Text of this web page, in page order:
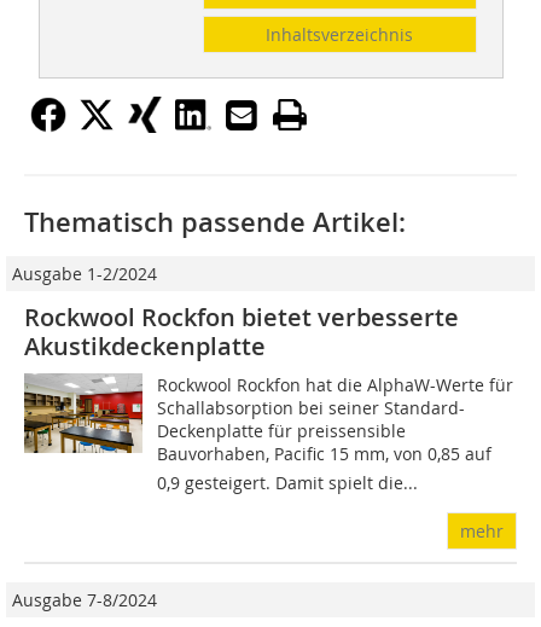
Inhaltsverzeichnis
Thematisch passende Artikel:
Ausgabe 1-2/2024
Rockwool Rockfon bietet verbesserte
Akustikdeckenplatte
Rockwool Rockfon hat die AlphaW-Werte für
Schallabsorption bei seiner Standard-
Deckenplatte für preissensible
Bauvorhaben, Pacific 15 mm, von 0,85 auf
0,9 gesteigert. Damit spielt die...
mehr
Ausgabe 7-8/2024